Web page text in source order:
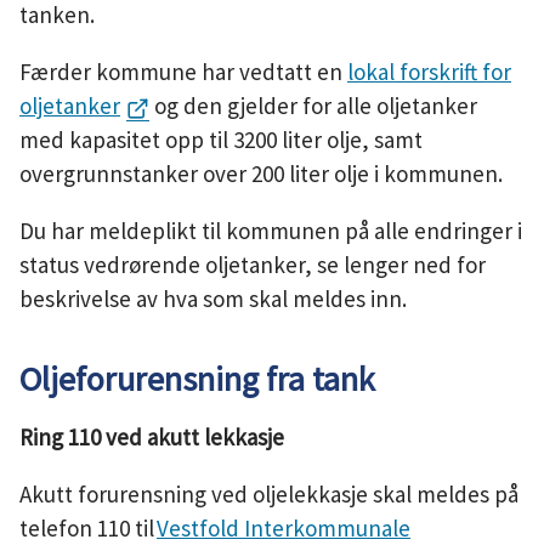
tanken.
Færder kommune har vedtatt en lokal forskrift for
oljetanker
og den gjelder for alle oljetanker
med kapasitet opp til 3200 liter olje, samt
overgrunnstanker over 200 liter olje i kommunen.
Du har meldeplikt til kommunen på alle endringer i
status vedrørende oljetanker, se lenger ned for
beskrivelse av hva som skal meldes inn.
Oljeforurensning fra tank
Ring 110 ved akutt lekkasje
Akutt forurensning ved oljelekkasje skal meldes på
telefon 110 tilVestfold Interkommunale